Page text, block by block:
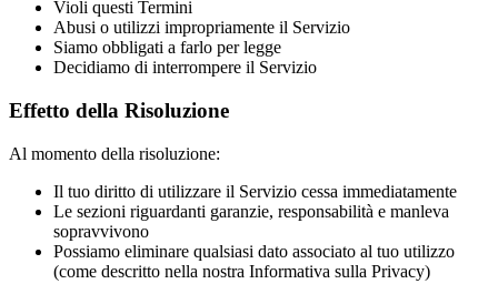
Violi questi Termini
Abusi o utilizzi impropriamente il Servizio
Siamo obbligati a farlo per legge
Decidiamo di interrompere il Servizio
Effetto della Risoluzione
Al momento della risoluzione:
Il tuo diritto di utilizzare il Servizio cessa immediatamente
Le sezioni riguardanti garanzie, responsabilità e manleva
sopravvivono
Possiamo eliminare qualsiasi dato associato al tuo utilizzo
(come descritto nella nostra Informativa sulla Privacy)